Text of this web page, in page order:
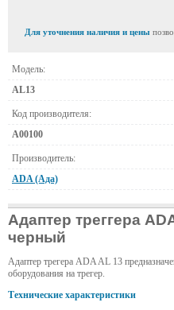
Для уточнения наличия и цены
Модель:
AL13
Код производителя:
А00100
Производитель:
ADA (Ада)
Адаптер треггера
черный
Адаптер трегера ADA AL 13
оборудования на трегер.
Технические характеристики